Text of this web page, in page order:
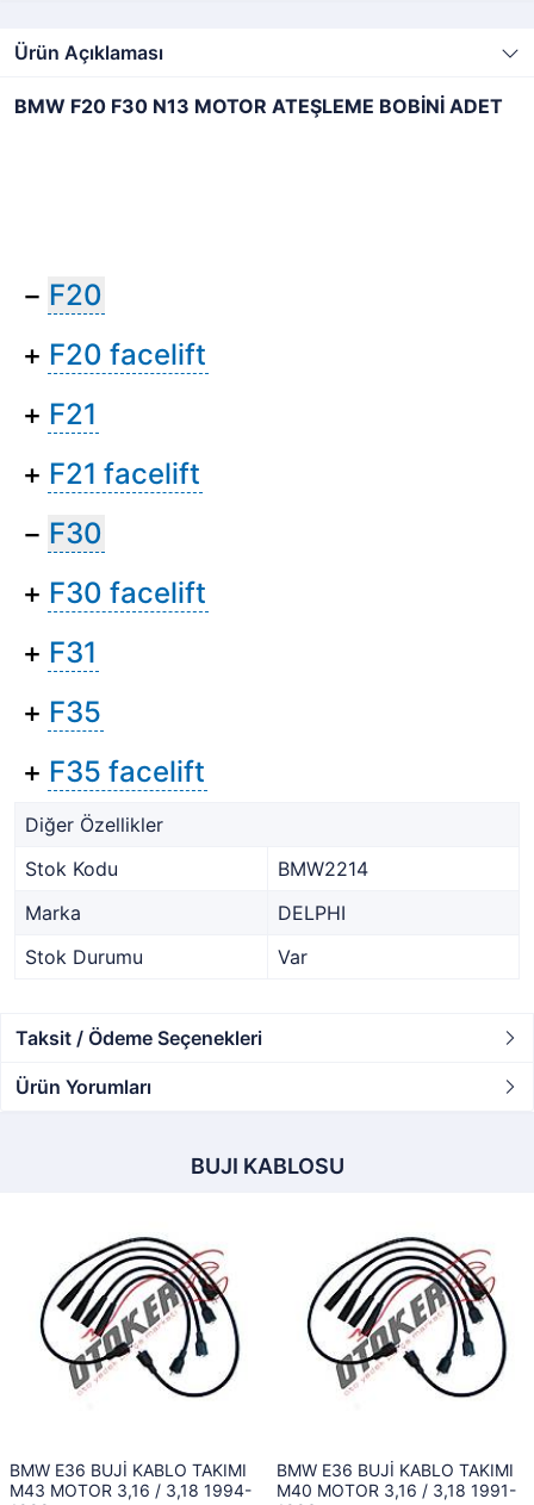
Ürün Açıklaması
BMW F20 F30 N13 MOTOR ATEŞLEME BOBİNİ ADET
− F20
+ F20 facelift
+ F21
+ F21 facelift
− F30
+ F30 facelift
+ F31
+ F35
+ F35 facelift
Diğer Özellikler
Stok Kodu
BMW2214
Marka
DELPHI
Stok Durumu
Var
Taksit / Ödeme Seçenekleri
Ürün Yorumları
BUJI KABLOSU
BMW E36 BUJİ KABLO TAKIMI
M43 MOTOR 3,16 / 3,18 1994-
BMW E36 BUJİ KABLO TAKIMI
M40 MOTOR 3,16 / 3,18 1991-